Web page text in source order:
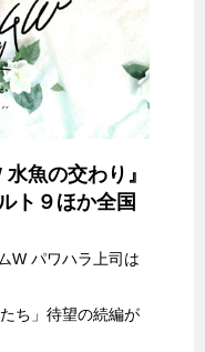
魚の交わり』
ト９ほか全国
W パワハラ上司は
ち」待望の続編が